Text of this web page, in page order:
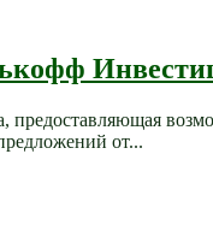
предоставляющая
от...